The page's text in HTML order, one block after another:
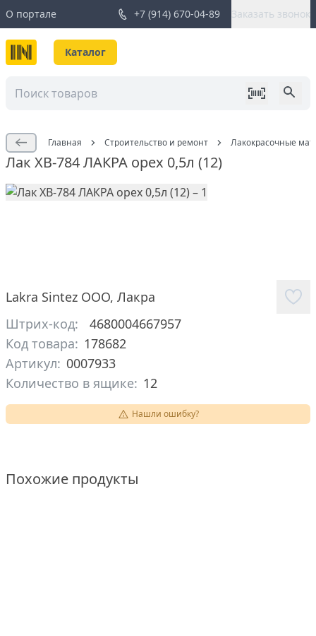
О портале +7 (914) 670-04-89 Заказать звонок
Каталог
Главная Строительство и ремонт Лакокрасочные
Лак ХВ-784 ЛАКРА орех 0,5л (12)
Lakra Sintez ООО, Лакра
Штрих-код:
4680004667957
Код товара: 178682
Артикул: 0007933
Количество в ящике: 12
Нашли ошибку?
Похожие продукты